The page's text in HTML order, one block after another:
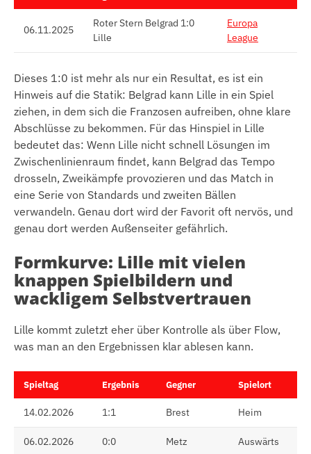
06.11.2025
Roter Stern Belgrad 1:0
Lille
Europa
League
Dieses 1:0 ist mehr als nur ein Resultat, es ist ein
Hinweis auf die Statik: Belgrad kann Lille in ein Spiel
ziehen, in dem sich die Franzosen aufreiben, ohne klare
Abschlüsse zu bekommen. Für das Hinspiel in Lille
bedeutet das: Wenn Lille nicht schnell Lösungen im
Zwischenlinienraum findet, kann Belgrad das Tempo
drosseln, Zweikämpfe provozieren und das Match in
eine Serie von Standards und zweiten Bällen
verwandeln. Genau dort wird der Favorit oft nervös, und
genau dort werden Außenseiter gefährlich.
Formkurve: Lille mit vielen
knappen Spielbildern und
wackligem Selbstvertrauen
Lille kommt zuletzt eher über Kontrolle als über Flow,
was man an den Ergebnissen klar ablesen kann.
Spieltag Ergebnis Gegner Spielort
14.02.2026 1:1 Brest Heim
06.02.2026 0:0 Metz Auswärts